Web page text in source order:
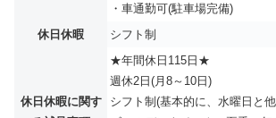
・車通勤可(駐車場完備)
休日休暇
シフト制
休日休暇に関す
★年間休日115日★
週休2日(月8～10日)
シフト制(基本的に、水曜日と